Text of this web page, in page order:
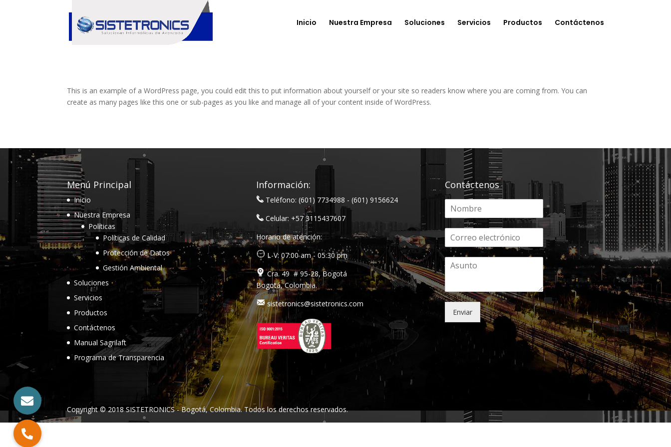
Inicio Nuestra Empresa Soluciones Servicios Productos Contáctenos
This is an example of a WordPress page, you could edit this to put information about yourself or your site so readers know where you are coming from. You can
create as many pages like this one or sub-pages as you like and manage all of your content inside of WordPress.
Menú Principal
Inicio
Nuestra Empresa
Políticas
Políticas de Calidad
Protección de Datos
Gestión Ambiental
Soluciones
Servicios
Productos
Contáctenos
Manual Sagrilaft
Programa de Transparencia
Información:
Teléfono: (601) 7734988 - (601) 9156624
Celular: +57 3115437607
Horario de atención:
L-V: 07:00 am - 05:30 pm
Cra. 49 # 95-28, Bogotá
Bogotá, Colombia.
sistetronics@sistetronics.com
Contáctenos
Enviar
Copyright © 2018 SISTETRONICS - Bogotá, Colombia. Todos los derechos reservados.